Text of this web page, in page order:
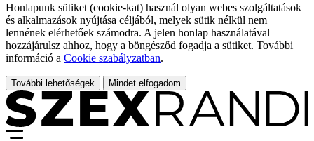
Honlapunk sütiket (cookie-kat) használ olyan webes szolgáltatások
és alkalmazások nyújtása céljából, melyek sütik nélkül nem
lennének elérhetőek számodra. A jelen honlap használatával
hozzájárulsz ahhoz, hogy a böngésződ fogadja a sütiket. További
információ a Cookie szabályzatban.
További lehetőségek Mindet elfogadom